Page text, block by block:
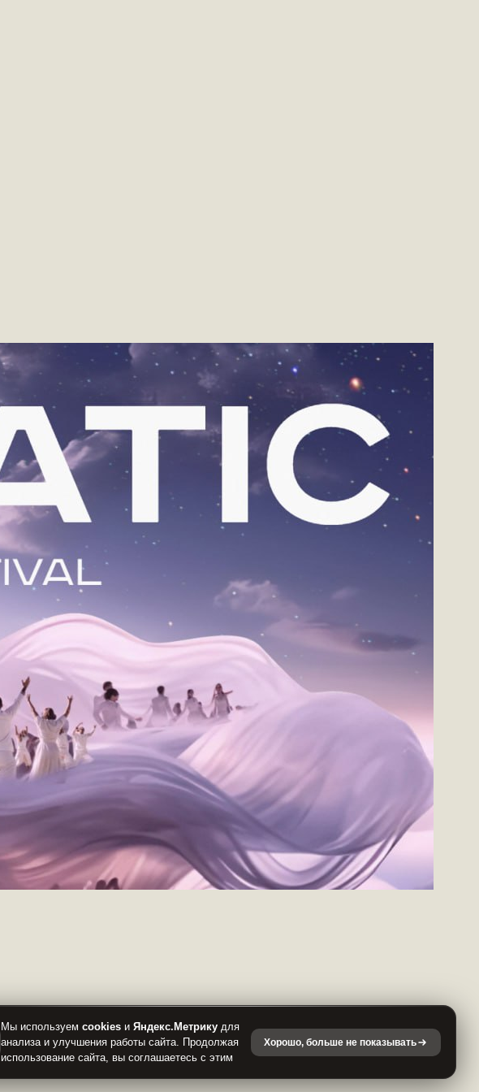
Мы используем cookies и Яндекс.Метрику для
анализа и улучшения работы сайта. Продолжая
использование сайта, вы соглашаетесь с этим
Хорошо, больше не показывать